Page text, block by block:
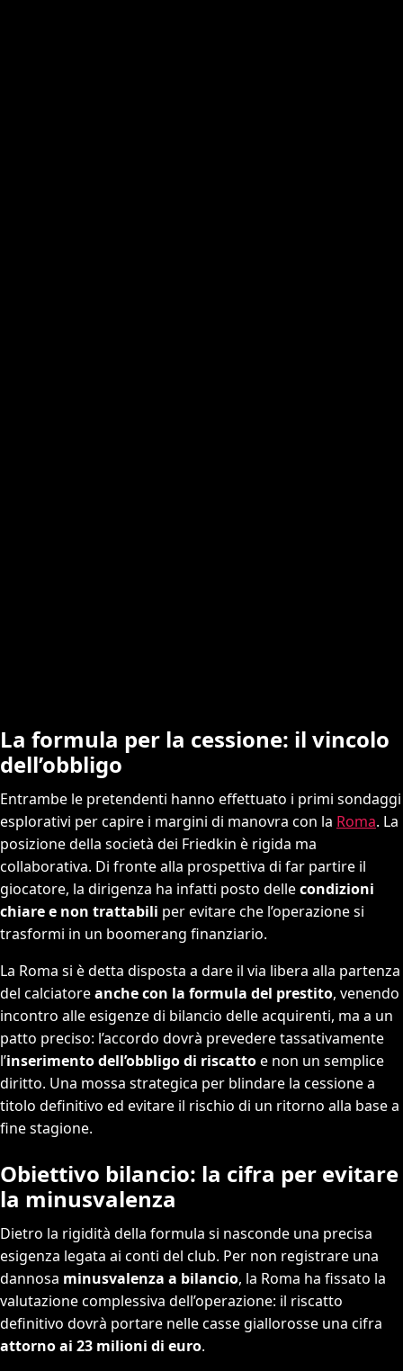
La formula per la cessione: il vincolo
dell’obbligo
Entrambe le pretendenti hanno effettuato i primi sondaggi
esplorativi per capire i margini di manovra con la Roma. La
posizione della società dei Friedkin è rigida ma
collaborativa. Di fronte alla prospettiva di far partire il
giocatore, la dirigenza ha infatti posto dellecondizioni
chiare e non trattabili per evitare che l’operazione si
trasformi in un boomerang finanziario.
La Roma si è detta disposta a dare il via libera alla partenza
del calciatoreanche con la formula del prestito, venendo
incontro alle esigenze di bilancio delle acquirenti, ma a un
patto preciso: l’accordo dovrà prevedere tassativamente
l’inserimento dell’obbligo di riscattoe non un semplice
diritto. Una mossa strategica per blindare la cessione a
titolo definitivo ed evitare il rischio di un ritorno alla base a
fine stagione.
Obiettivo bilancio: la cifra per evitare
la minusvalenza
Dietro la rigidità della formula si nasconde una precisa
esigenza legata ai conti del club. Per non registrare una
dannosa minusvalenza a bilancio, la Roma ha fissato la
valutazione complessiva dell’operazione: il riscatto
definitivo dovrà portare nelle casse giallorosse una cifra
attorno ai 23 milioni di euro.